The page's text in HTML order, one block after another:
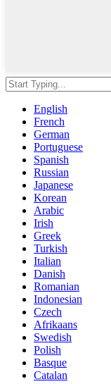
English
French
German
Portuguese
Spanish
Russian
Japanese
Korean
Arabic
Irish
Greek
Turkish
Italian
Danish
Romanian
Indonesian
Czech
Afrikaans
Swedish
Polish
Basque
Catalan